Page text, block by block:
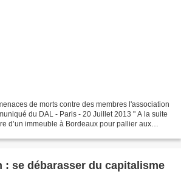
de morts contre des membres l'association
du DAL - Paris - 20 Juillet 2013 " A la suite
d’un immeuble à Bordeaux pour pallier aux
: se débarasser du capitalisme